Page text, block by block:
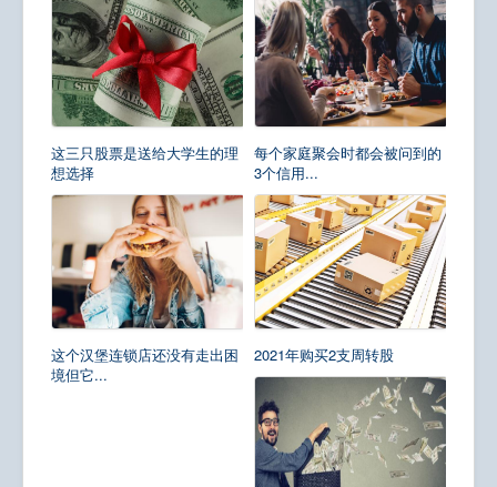
这三只股票是送给大学生的理
想选择
每个家庭聚会时都会被问到的
3个信用...
这个汉堡连锁店还没有走出困
境但它...
2021年购买2支周转股